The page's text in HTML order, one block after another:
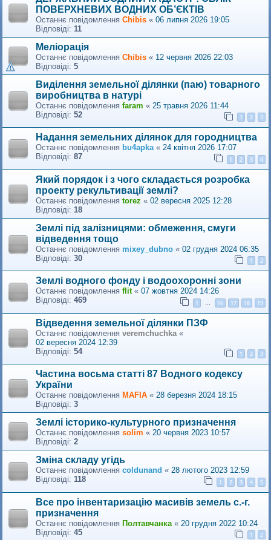
ПОВЕРХНЕВИХ ВОДНИХ ОБ’ЄКТІВ
Останнє повідомлення Сhibis « 06 липня 2026 19:05
Відповіді: 11
Меліорація
Останнє повідомлення Сhibis « 12 червня 2026 22:03
Відповіді: 5
Виділення земельної ділянки (паю) товарного
виробництва в натурі
Останнє повідомлення faram « 25 травня 2026 11:44
Відповіді: 52 1 2 3
Надання земельних ділянок для городництва
Останнє повідомлення bu4apka« 24 квітня 2026 17:07
Відповіді: 87 1 2 3 4
Який порядок і з чого складається розробка
проекту рекультивації землі?
Останнє повідомлення torez « 02 вересня 2025 12:28
Відповіді: 18
Землі під залізницями: обмеження, смуги
відведення тощо
Останнє повідомлення mixey_dubno « 02 грудня 2024 06:35
Відповіді: 30 1 2
Землі водного фонду і водоохоронні зони
Останнє повідомлення flit« 07 жовтня 2024 14:26
Відповіді: 469 1 … 16 17 18 19
Відведення земельної ділянки ПЗФ
Останнє повідомлення veremchuchka «
02 вересня 2024 12:39
Відповіді: 54 1 2 3
Частина восьма статті 87 Водного кодексу
України
Останнє повідомлення MAFIA « 28 березня 2024 18:15
Відповіді: 3
Землі історико-культурного призначення
Останнє повідомлення solim « 20 червня 2023 10:57
Відповіді: 2
Зміна складу угідь
Останнє повідомлення coldunand « 28 лютого 2023 12:59
Відповіді: 118 1 2 3 4 5
Все про інвентаризацію масивів земель с.-г.
призначення
Останнє повідомлення Полтавчанка « 20 грудня 2022 10:24
Відповіді: 45 1 2